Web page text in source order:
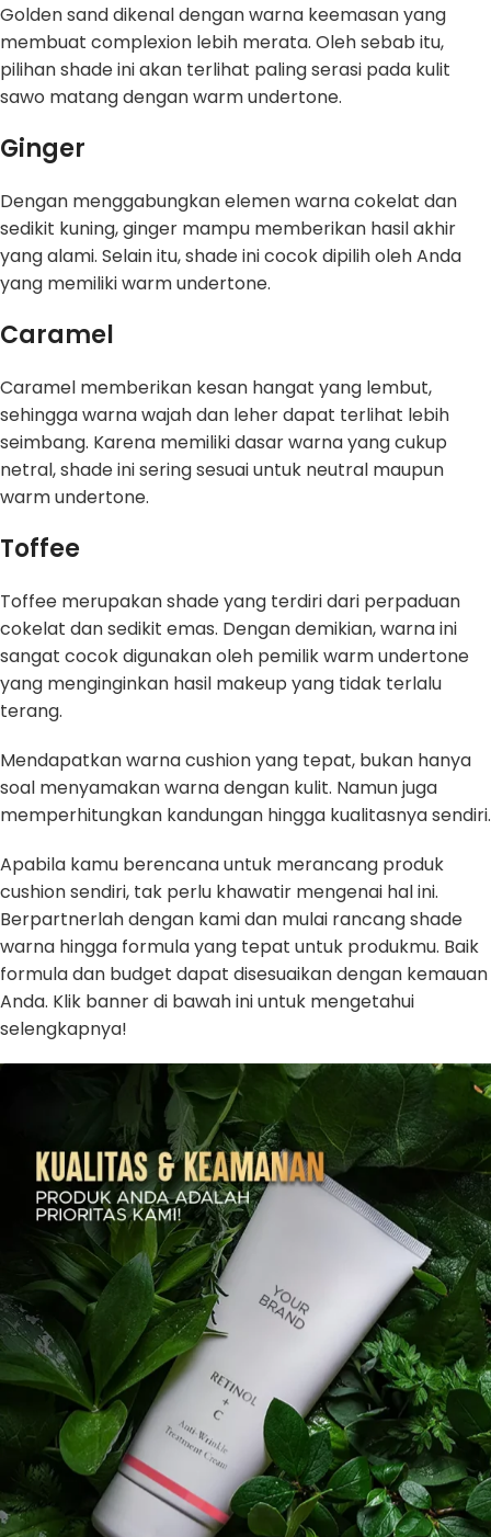
Golden sand dikenal dengan warna keemasan yang
membuat complexion lebih merata. Oleh sebab itu,
pilihan shade ini akan terlihat paling serasi pada kulit
sawo matang dengan warm undertone.
Ginger
Dengan menggabungkan elemen warna cokelat dan
sedikit kuning, ginger mampu memberikan hasil akhir
yang alami. Selain itu, shade ini cocok dipilih oleh Anda
yang memiliki warm undertone.
Caramel
Caramel memberikan kesan hangat yang lembut,
sehingga warna wajah dan leher dapat terlihat lebih
seimbang. Karena memiliki dasar warna yang cukup
netral, shade ini sering sesuai untuk neutral maupun
warm undertone.
Toffee
Toffee merupakan shade yang terdiri dari perpaduan
cokelat dan sedikit emas. Dengan demikian, warna ini
sangat cocok digunakan oleh pemilik warm undertone
yang menginginkan hasil makeup yang tidak terlalu
terang.
Mendapatkan warna cushion yang tepat, bukan hanya
soal menyamakan warna dengan kulit. Namun juga
memperhitungkan kandungan hingga kualitasnya sendiri.
Apabila kamu berencana untuk merancang produk
cushion sendiri, tak perlu khawatir mengenai hal ini.
Berpartnerlah dengan kami dan mulai rancang shade
warna hingga formula yang tepat untuk produkmu. Baik
formula dan budget dapat disesuaikan dengan kemauan
Anda. Klik banner di bawah ini untuk mengetahui
selengkapnya!